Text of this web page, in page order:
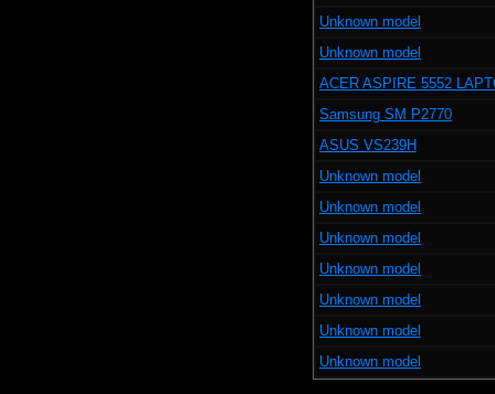
Unknown model
Unknown model
ACER ASPIRE 5552
Samsung SM P2770
ASUS VS239H
Unknown model
Unknown model
Unknown model
Unknown model
Unknown model
Unknown model
Unknown model